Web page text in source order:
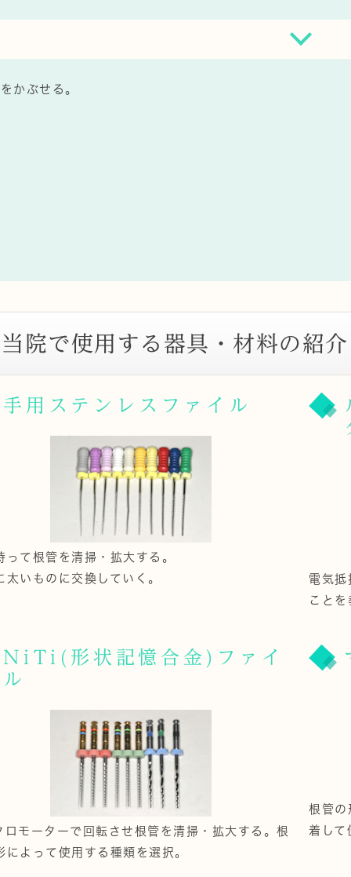
かぶせる。
当院で使用する器具・材料の紹介
手用ステンレスファイル
って根管を清掃・拡大する。
太いものに交換していく。
電気抵
ことを
NiTi(形状記憶合金)ファイ
ル
ロモーターで回転させ根管を清掃・拡大する。根
によって使用する種類を選択。
根管の
着して